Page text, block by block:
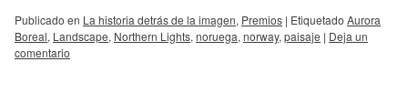
Publicado en La historia detrás de la imagen, Premios | Etiquetado Aurora
Boreal, Landscape, Northern Lights, noruega, norway, paisaje | Deja un
comentario